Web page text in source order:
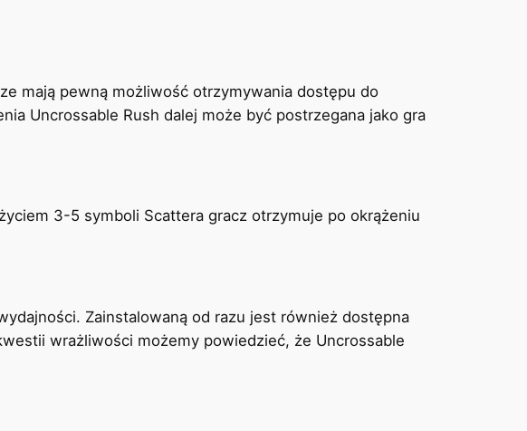
mają pewną możliwość otrzymywania dostępu do
Uncrossable Rush dalej może być postrzegana jako gra
3-5 symboli Scattera gracz otrzymuje po okrążeniu
Zainstalowaną od razu jest również dostępna
wrażliwości możemy powiedzieć, że Uncrossable